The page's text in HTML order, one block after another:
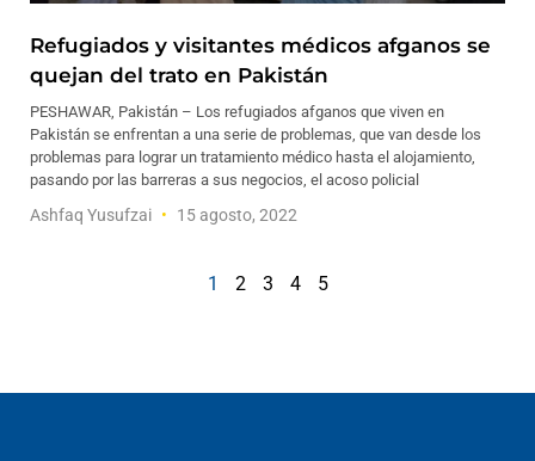
Refugiados y visitantes médicos afganos se
quejan del trato en Pakistán
PESHAWAR, Pakistán – Los refugiados afganos que viven en
Pakistán se enfrentan a una serie de problemas, que van desde los
problemas para lograr un tratamiento médico hasta el alojamiento,
pasando por las barreras a sus negocios, el acoso policial
Ashfaq Yusufzai 15 agosto, 2022
1 2 3 4 5